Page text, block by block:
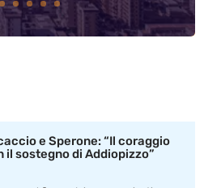
e Sperone: “Il coraggio
sostegno di Addiopizzo”